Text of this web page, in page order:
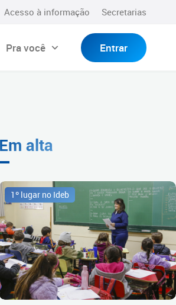
Acesso à informação Secretarias
Pra você Entrar
Em alta
1º lugar no Ideb